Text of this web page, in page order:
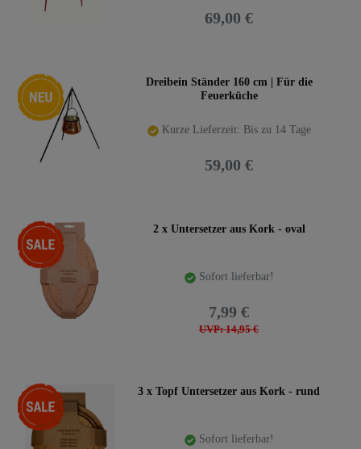
69,00 €
Neuheit
Dreibein Ständer 160 cm | Für die
Feuerküche
Kurze Lieferzeit: Bis zu 14 Tage
59,00 €
-47% 2 x Untersetzer aus Kork - oval
Sofort lieferbar!
UVP: 14,95 €
7,99 €
-47% 3 x Topf Untersetzer aus Kork - rund
Sofort lieferbar!